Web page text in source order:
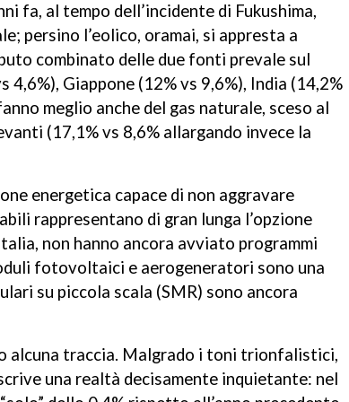
fa, al tempo dell’incidente di Fukushima,
persino l’eolico, oramai, si appresta a
combinato delle due fonti prevale sul
4,6%), Giappone (12% vs 9,6%), India (14,2%
meglio anche del gas naturale, sceso al
(17,1% vs 8,6% allargando invece la
energetica capace di non aggravare
rappresentano di gran lunga l’opzione
non hanno ancora avviato programmi
fotovoltaici e aerogeneratori sono una
su piccola scala (SMR) sono ancora
alcuna traccia. Malgrado i toni trionfalistici,
una realtà decisamente inquietante: nel